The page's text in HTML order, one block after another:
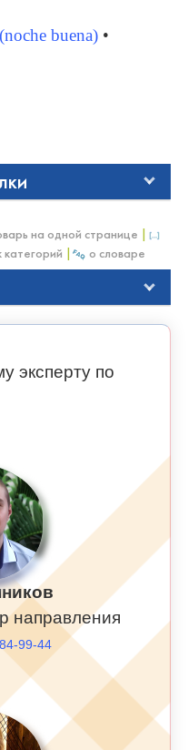
buena) •
на одной странице
категорий о словаре
эксперту по
направления
99-44